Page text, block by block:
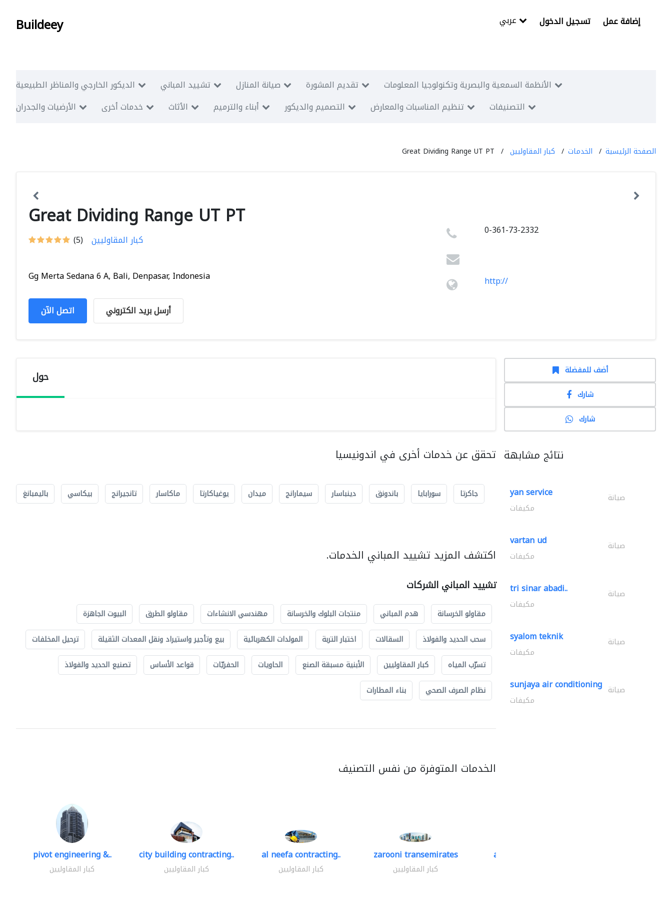
Buildeey تسجيل الدخول إضافة عمل
الديكور الخارجي والمناظر الطبيعية تشييد المباني صيانة المنازل تقديم المشورة
الأنظمة السمعية والبصرية وتكنولوجيا المعلومات
الأرضيات والجدران
خدمات أخرى الأثاث أبناء والترميم التصميم والديكور تنظيم المناسبات والمعارض التصنيفات
الصفحة الرئيسية الخدمات كبار المقاوليين Great Dividing Range UT PT
Great Dividing Range UT PT
(5) كبار المقاوليين
Gg Merta Sedana 6 A, Bali, Denpasar, Indonesia
اتصل الآن أرسل بريد الكتروني
0-361-73-2332
http://
حول
تحقق عن خدمات أخرى في اندونيسيا
جاكرتا سورابايا باندونق دينباسار سيمارانج ميدان يوغياكارتا ماكاسار تانجيرانج بيكاسي باليمبانغ
اكتشف المزيد تشييد المباني الخدمات.
تشييد المباني الشركات
مقاولو الخرسانة هدم المباني منتجات البلوك والخرسانة مهندسي الانشاءات مقاولو الطرق
البيوت الجاهزة
سحب الحديد والفولاذ
السقالات اختبار التربة المولدات الكهربائية بيع وتأجير واستيراد ونقل المعدات الثقيلة
ترحيل المخلفات
تسرّب المياه
كبار المقاوليين الأبنية مسبقة الصنع الحاويات الحفريّات قواعد الأساس
تصنيع الحديد والفولاذ
نظام الصرف الصحي
بناء المطارات
الخدمات المتوفرة من نفس التصنيف
pivot engineering &..
كبار المقاوليين
city building contracting..
كبار المقاوليين
al neefa contracting..
كبار المقاوليين
zarooni transemirates
كبار المقاوليين
accurate bldh cont..
أضف للمفضلة
شارك
شارك
نتائج مشابهة
yan service صيانة
مكيفات
vartan ud صيانة
مكيفات
tri sinar abadi.. صيانة
مكيفات
syalom teknik صيانة
مكيفات
sunjaya air conditioning صيانة
مكيفات